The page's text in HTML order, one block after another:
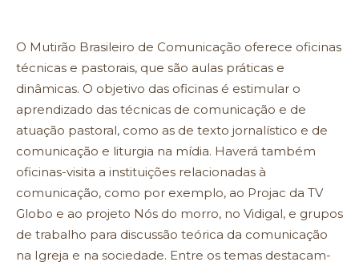
O Mutirão Brasileiro de Comunicação oferece oficinas
técnicas e pastorais, que são aulas práticas e
dinâmicas. O objetivo das oficinas é estimular o
aprendizado das técnicas de comunicação e de
atuação pastoral, como as de texto jornalístico e de
comunicação e liturgia na mídia. Haverá também
oficinas-visita a instituições relacionadas à
comunicação, como por exemplo, ao Projac da TV
Globo e ao projeto Nós do morro, no Vidigal, e grupos
de trabalho para discussão teórica da comunicação
na Igreja e na sociedade. Entre os temas destacam-